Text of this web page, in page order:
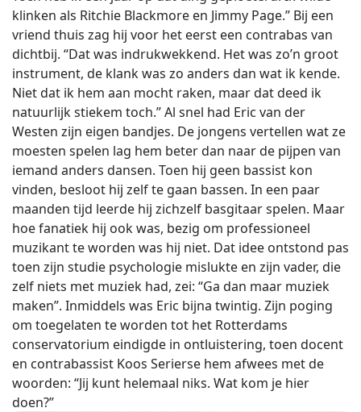
klinken als Ritchie Blackmore en Jimmy Page.” Bij een
vriend thuis zag hij voor het eerst een contrabas van
dichtbij. “Dat was indrukwekkend. Het was zo’n groot
instrument, de klank was zo anders dan wat ik kende.
Niet dat ik hem aan mocht raken, maar dat deed ik
natuurlijk stiekem toch.” Al snel had Eric van der
Westen zijn eigen bandjes. De jongens vertellen wat ze
moesten spelen lag hem beter dan naar de pijpen van
iemand anders dansen. Toen hij geen bassist kon
vinden, besloot hij zelf te gaan bassen. In een paar
maanden tijd leerde hij zichzelf basgitaar spelen. Maar
hoe fanatiek hij ook was, bezig om professioneel
muzikant te worden was hij niet. Dat idee ontstond pas
toen zijn studie psychologie mislukte en zijn vader, die
zelf niets met muziek had, zei: “Ga dan maar muziek
maken”. Inmiddels was Eric bijna twintig. Zijn poging
om toegelaten te worden tot het Rotterdams
conservatorium eindigde in ontluistering, toen docent
en contrabassist Koos Serierse hem afwees met de
woorden: “Jij kunt helemaal niks. Wat kom je hier
doen?”